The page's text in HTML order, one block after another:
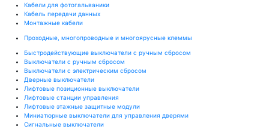
Кабели для фотогальваники
Кабель передачи данных
Монтажные кабели
Проходные, многопроводные и многоярусные клеммы
Быстродействующие выключатели с ручным сбросом
Выключатели с ручным сбросом
Выключатели с электрическим сбросом
Дверные выключатели
Лифтовые позиционные выключатели
Лифтовые станции управления
Лифтовые этажные защитные модули
Миниатюрные выключатели для управления дверями
Сигнальные выключатели